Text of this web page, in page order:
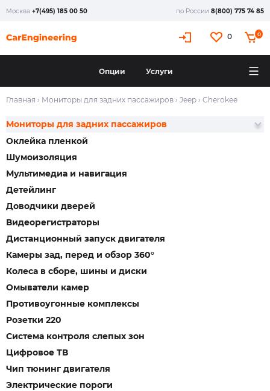
Москва +7(495) 185 00 50 по России 8(800) 775 74 85
0 0
Опции Услуги
Главная › Мониторы для задних пассажиров › Jeep › Cherokee
Оклейка пленкой
Шумоизоляция
Мультимедиа и навигация
Детейлинг
Доводчики дверей
Видеорегистраторы
Дистанционный запуск двигателя
Камеры зад, перед и обзор 360°
Колеса в сборе, шины и диски
Мониторы для задних пассажиров
Омыватели камер
Противоугонные комплексы
Розетки 220
Система контроля слепых зон
Цифровое ТВ
Чип тюнинг двигателя
Электрические пороги